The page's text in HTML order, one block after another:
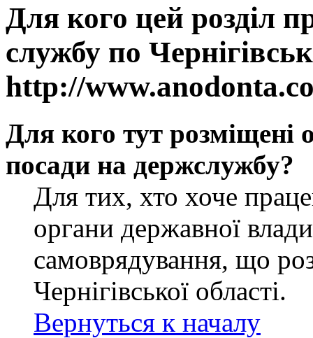
Для кого цей розділ
службу по
http://
Для кого тут розміщені
посади на держслужбу?
Для тих, хто хоче
органи державної
самоврядування, що
Чернігівської області.
Вернуться к началу